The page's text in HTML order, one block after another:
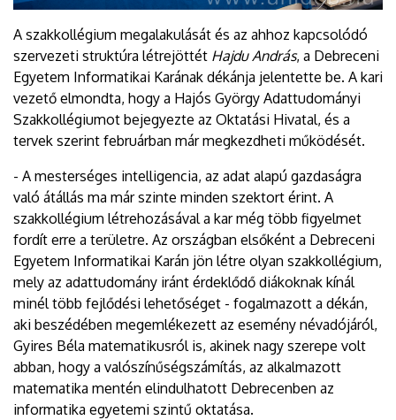
A szakkollégium megalakulását és az ahhoz kapcsolódó
szervezeti struktúra létrejöttét Hajdu András, a Debreceni
Egyetem Informatikai Karának dékánja jelentette be. A kari
vezető elmondta, hogy a Hajós György Adattudományi
Szakkollégiumot bejegyezte az Oktatási Hivatal, és a
tervek szerint februárban már megkezdheti működését.
- A mesterséges intelligencia, az adat alapú gazdaságra
való átállás ma már szinte minden szektort érint. A
szakkollégium létrehozásával a kar még több figyelmet
fordít erre a területre. Az országban elsőként a Debreceni
Egyetem Informatikai Karán jön létre olyan szakkollégium,
mely az adattudomány iránt érdeklődő diákoknak kínál
minél több fejlődési lehetőséget - fogalmazott a dékán,
aki beszédében megemlékezett az esemény névadójáról,
Gyires Béla matematikusról is, akinek nagy szerepe volt
abban, hogy a valószínűségszámítás, az alkalmazott
matematika mentén elindulhatott Debrecenben az
informatika egyetemi szintű oktatása.